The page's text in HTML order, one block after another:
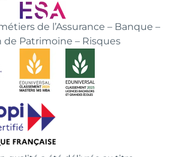
de l’Assurance – Banque –
de Patrimoine – Risques